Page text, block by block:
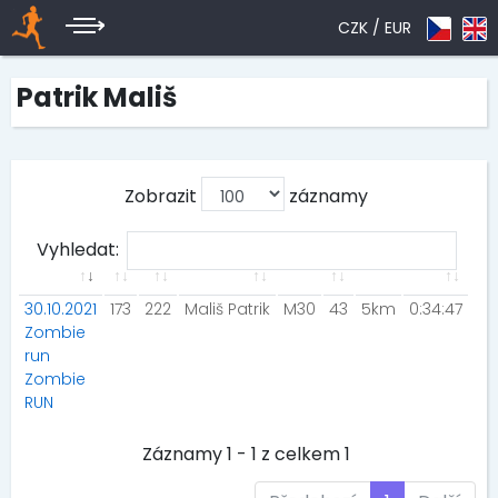
CZK / EUR
Patrik Mališ
Zobrazit záznamy
Vyhledat:
30.10.2021
Zombie
run
Zombie
RUN
173 222 Mališ Patrik M30 43 5km 0:34:47
Záznamy 1 - 1 z celkem 1